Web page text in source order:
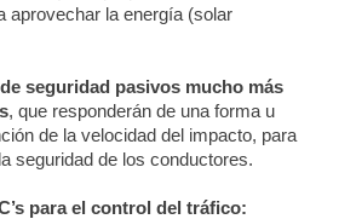
aprovechar la energía (solar
seguridad pasivos mucho más
, que responderán de una forma u
de la velocidad del impacto, para
seguridad de los conductores.
para el control del tráfico: